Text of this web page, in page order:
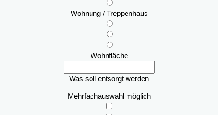
Wohnung / Treppenhaus
Wohnfläche
Was soll entsorgt werden
Mehrfachauswahl möglich